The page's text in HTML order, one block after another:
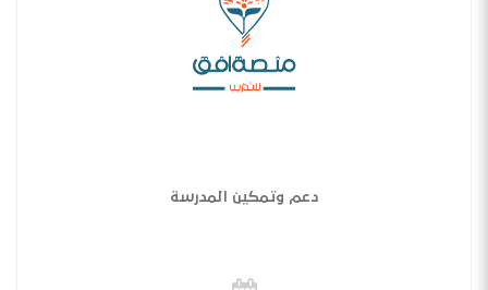
دعم وتمكين المدرسة